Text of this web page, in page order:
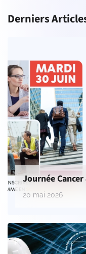
Derniers
Journée
20 mai 2026